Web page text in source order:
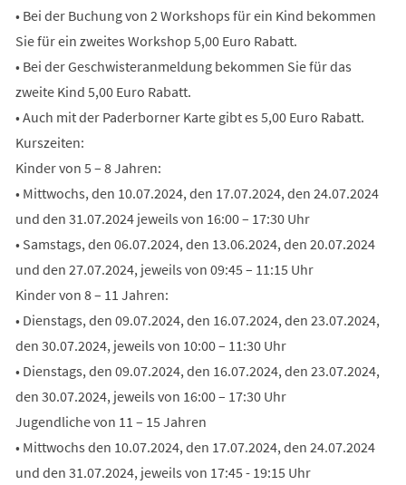
• Bei der Buchung von 2 Workshops für ein Kind bekommen
Sie für ein zweites Workshop 5,00 Euro Rabatt.
• Bei der Geschwisteranmeldung bekommen Sie für das
zweite Kind 5,00 Euro Rabatt.
• Auch mit der Paderborner Karte gibt es 5,00 Euro Rabatt.
Kurszeiten:
Kinder von 5 – 8 Jahren:
• Mittwochs, den 10.07.2024, den 17.07.2024, den 24.07.2024
und den 31.07.2024 jeweils von 16:00 – 17:30 Uhr
• Samstags, den 06.07.2024, den 13.06.2024, den 20.07.2024
und den 27.07.2024, jeweils von 09:45 – 11:15 Uhr
Kinder von 8 – 11 Jahren:
• Dienstags, den 09.07.2024, den 16.07.2024, den 23.07.2024,
den 30.07.2024, jeweils von 10:00 – 11:30 Uhr
• Dienstags, den 09.07.2024, den 16.07.2024, den 23.07.2024,
den 30.07.2024, jeweils von 16:00 – 17:30 Uhr
Jugendliche von 11 – 15 Jahren
• Mittwochs den 10.07.2024, den 17.07.2024, den 24.07.2024
und den 31.07.2024, jeweils von 17:45 - 19:15 Uhr